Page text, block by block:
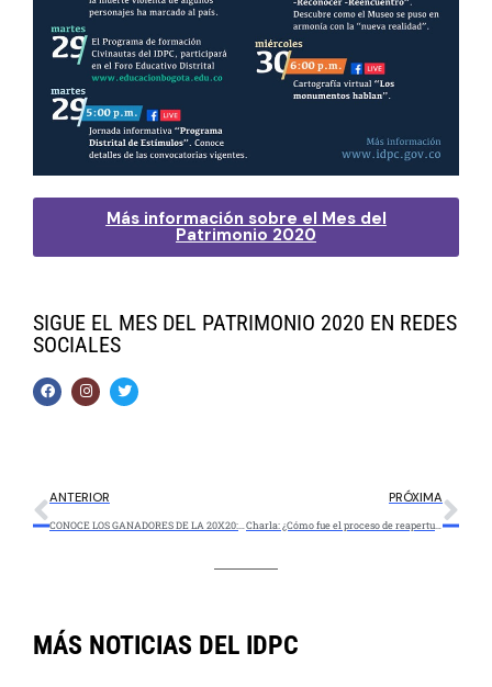
Más información sobre el Mes del
Patrimonio 2020
SIGUE EL MES DEL PATRIMONIO 2020 EN REDES
SOCIALES
ANTERIOR PRÓXIMA
MÁS NOTICIAS DEL IDPC